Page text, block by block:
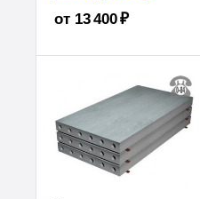
от 13 400 ₽